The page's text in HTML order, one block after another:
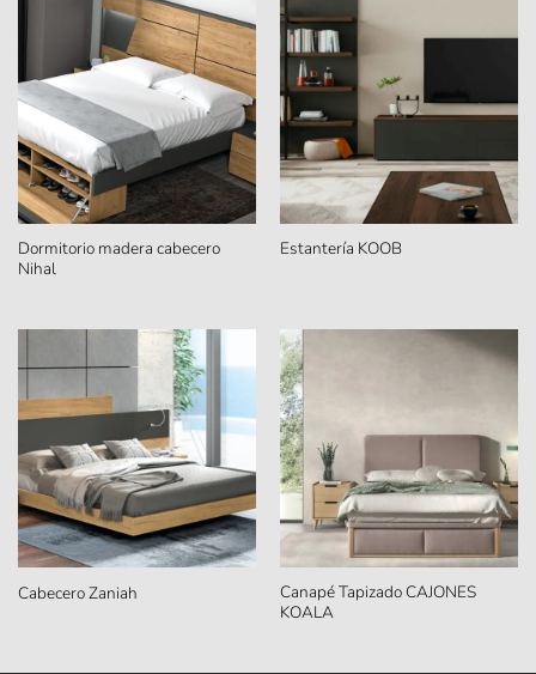
Dormitorio madera cabecero
Nihal
Estantería KOOB
Cabecero Zaniah
Canapé Tapizado CAJONES
KOALA